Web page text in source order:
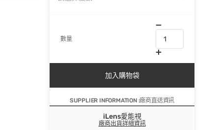
數量
加入購物袋
SUPPLIER INFORMATION :廠商直送資訊
iLens愛能視
廠商出貨詳細資訊